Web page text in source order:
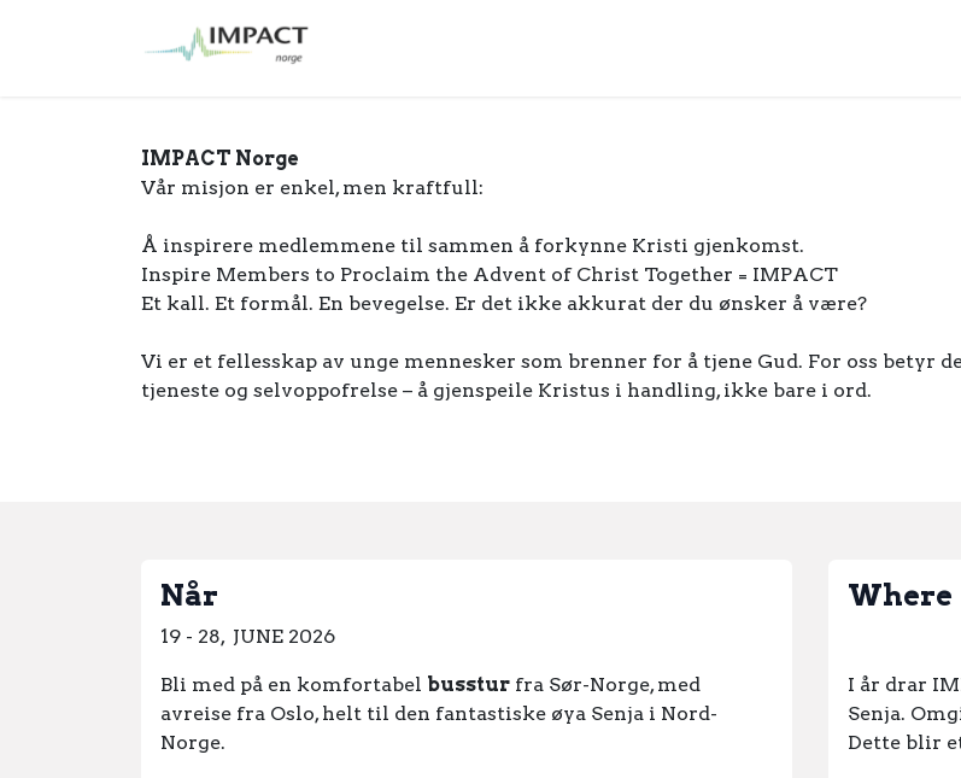
IMPACT Norge
Vår misjon er enkel, men kraftfull:
Å inspirere medlemmene til sammen å forkynne Kristi gjenkomst.
Inspire Members to Proclaim the Advent of Christ Together = IMPACT
Et kall. Et formål. En bevegelse. Er det ikke akkurat der du ønsker å være?
Vi er et fellesskap av unge mennesker som brenner for å tjene Gud. For oss betyr
tjeneste og selvoppofrelse – å gjenspeile Kristus i handling, ikke bare i ord.
Når
19 - 28, JUNE 2026
Bli med på en komfortabel busstur fra Sør-Norge, med
avreise fra Oslo, helt til den fantastiske øya Senja i Nord-
Norge.
Where
I år drar
Senja.
Dette blir